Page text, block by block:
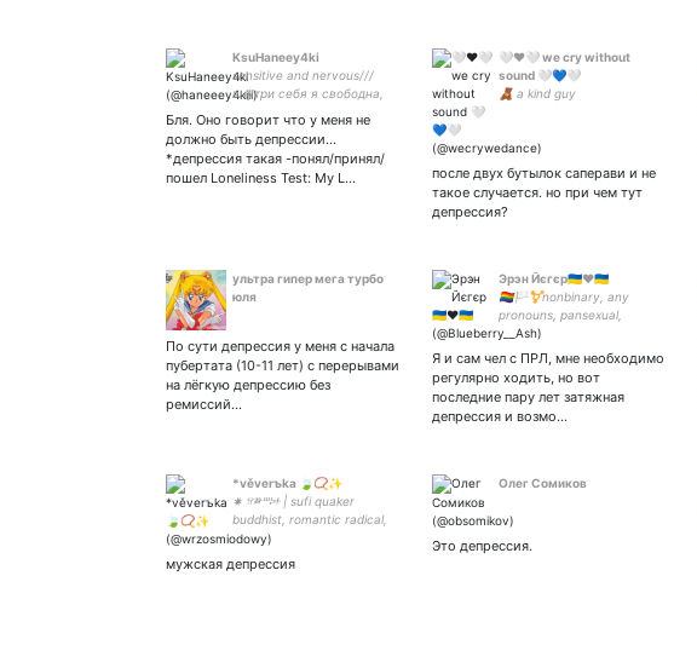
KsuHaneey4ki
sensitive and nervous///
внутри себя я свободна,
стране🙄
Бля. Оно говорит что у меня не
должно быть депрессии...
*депрессия такая -понял/принял/
пошел Loneliness Test: My L…
🤍❤️🤍 we cry without
sound 🤍💙🤍
🧸 a kind guy
после двух бутылок саперави и не
такое случается. но при чем тут
депрессия?
ультра гипер мега турбо
юля
По сути депрессия у меня с начала
пубертата (10-11 лет) с перерывами
на лёгкую депрессию без
ремиссий…
Эрэн Йєгєр🇺🇦♥️🇺🇦
🏳️‍🌈🏳️‍⚧️nonbinary, any
pronouns, pansexual,
polyamory. Йдуть до біса -
будь-які радикали, вата,
квірфоби👺 Не здамося без
бою🇺🇦! Сенс життя-
Я и сам чел с ПРЛ, мне необходимо
регулярно ходить, но вот
последние пару лет затяжная
депрессия и возмо…
*věverъka 🍃📿✨
✷ ⱄⱆⱎⰽⰰ | sufi quaker
buddhist, romantic radical,
cryptozoologist, knight rose
калика, пъшьць, Ѭ ✷
мужская депрессия
Олег Сомиков
Это депрессия.